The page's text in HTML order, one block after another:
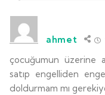
ahmet
çocuğumun üzerine
satıp engelliden
doldurmam mı